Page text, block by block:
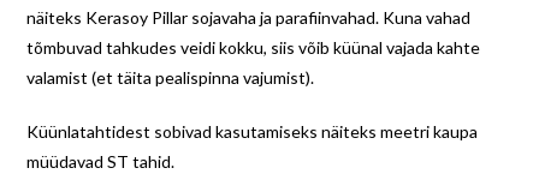
näiteks Kerasoy Pillar sojavaha ja parafiinvahad. Kuna vahad
tõmbuvad tahkudes veidi kokku, siis võib küünal vajada kahte
valamist (et täita pealispinna vajumist).
Küünlatahtidest sobivad kasutamiseks näiteks meetri kaupa
müüdavad ST tahid.